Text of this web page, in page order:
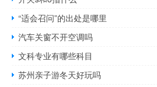
“适会召问”的出处是哪里
汽车关窗不开空调吗
文科专业有哪些科目
苏州亲子游冬天好玩吗